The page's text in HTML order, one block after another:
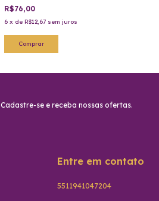
R$76,00
6 x deR$12,67 sem juros
Cadastre-se e receba nossas ofertas.
Entre em contato
5511941047204